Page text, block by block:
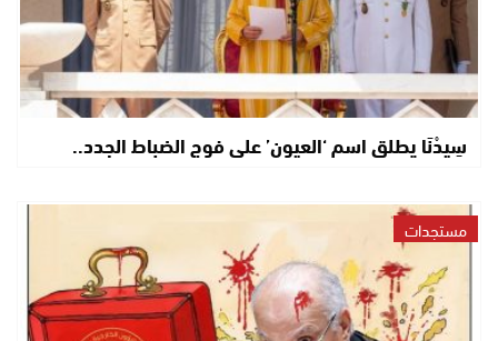
سِيدْنَا يطلق اسم ‘العيون’ على فوج الضباط الجدد..
مستجدات